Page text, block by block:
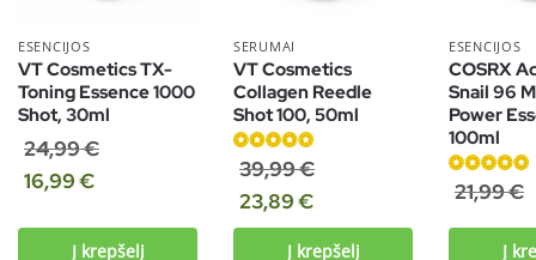
ESENCIJOS
VT Cosmetics TX-
Toning Essence 1000
Shot, 30ml
24,99€
16,99€
Į krepšelį
SERUMAI
VT Cosmetics
Collagen Reedle
Shot 100, 50ml
Įvertinimas:
iš 5
39,99€
23,89€
Į krepšelį
ESENCIJOS
COSRX
Snail 96
Power
100ml
Įvertinimas:
4.97
21,99€
Į